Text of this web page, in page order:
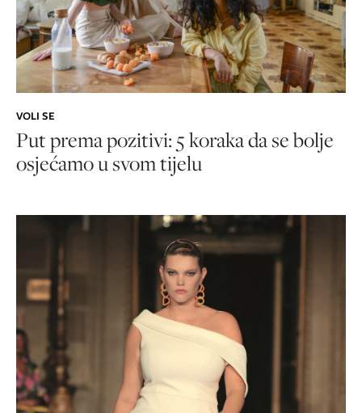
VOLI SE
Put prema pozitivi: 5 koraka da se bolje
osjećamo u svom tijelu